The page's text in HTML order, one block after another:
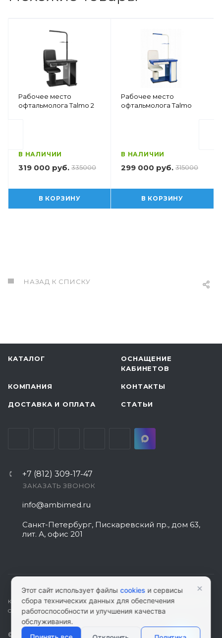
Рабочее место
офтальмолога Talmo 2
В НАЛИЧИИ
319 000 руб. 335000
В КОРЗИНУ
Рабочее место
офтальмолога Talmo
В НАЛИЧИИ
299 000 руб. 315000
В КОРЗИНУ
НАЗАД К СПИСКУ
КАТАЛОГ
ОСНАЩЕНИЕ
КАБИНЕТОВ
КОМПАНИЯ КОНТАКТЫ
ДОСТАВКА И ОПЛАТА СТАТЬИ
+7 (812) 309-17-47
ЗАКАЗАТЬ ЗВОНОК
info@ambimed.ru
Санкт-Петербург, Пискаревский пр., дом 63,
лит. А, офис 201
КАРТА САЙТА|ПОЛИТИКА КОНФИДЕНЦИАЛЬНОСТИ|СОГЛАСИЕ НА
ОБРАБОТКУ ПЕРСОНАЛЬНЫХ ДАННЫХ
© 2026 ambimed.ru - Медицинское оборудование и
Этот сайт использует файлыcookies и сервисы
сбора технических данных для обеспечения
работоспособности и улучшения качества
обслуживания.
×